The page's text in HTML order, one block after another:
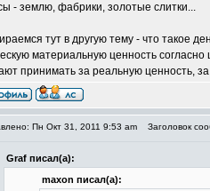
- землю, фабрики, золотые слитки...
тут в другую тему - что такое
материальную ценность согласно
принимать за реальную ценность,
Пн Окт 31, 2011 9:53 am Заголовок
Graf писал(а):
maxon писал(а):